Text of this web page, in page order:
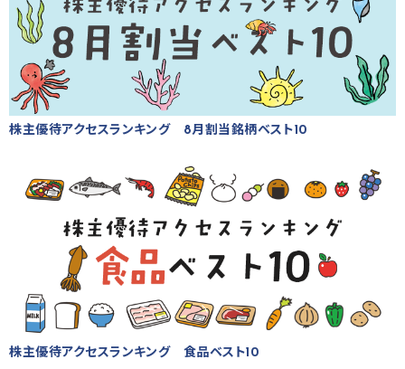
株主優待アクセスランキング 8月割当銘柄ベスト10
株主優待アクセスランキング 食品ベスト10